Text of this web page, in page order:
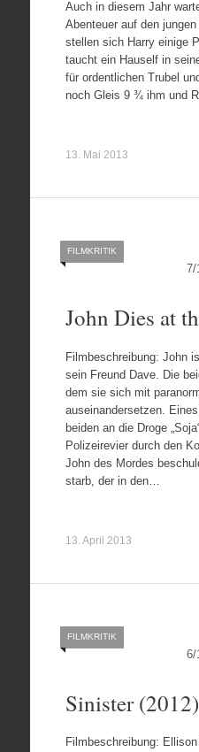
Auch in diesem Jahr
Abenteuer auf den
stellen sich Harry einige
taucht ein Hauself in
für ordentlichen Trubel
noch Gleis 9 ¾ ihm und
13. Mai 2013
7/
FILMKRITIK
John Dies at
Filmbeschreibung: John
sein Freund Dave. Die
dem sie sich mit
auseinandersetzen.
beiden an die Droge
Polizeirevier durch den
John des Mordes
starb, der in den…
13. April 2013
6/
FILMKRITIK
Sinister (2012)
Filmbeschreibung: